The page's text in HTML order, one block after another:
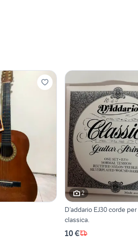
2
D’addario EJ30 corde
classica.
10 €